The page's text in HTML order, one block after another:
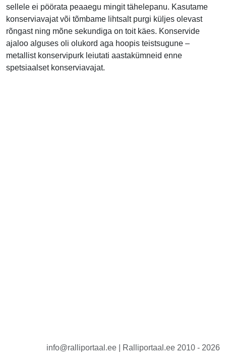
sellele ei pöörata peaaegu mingit tähelepanu. Kasutame
konserviavajat või tõmbame lihtsalt purgi küljes olevast
rõngast ning mõne sekundiga on toit käes. Konservide
ajaloo alguses oli olukord aga hoopis teistsugune –
metallist konservipurk leiutati aastakümneid enne
spetsiaalset konserviavajat.
info@ralliportaal.ee | Ralliportaal.ee 2010 - 2026